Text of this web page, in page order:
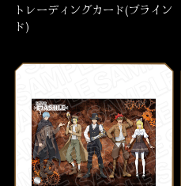
トレーディングカード(ブライン
ド)